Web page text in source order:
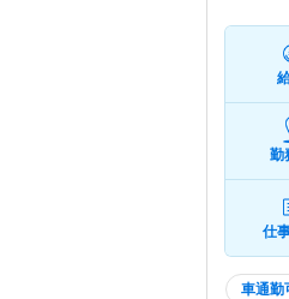
勤
仕
車通勤